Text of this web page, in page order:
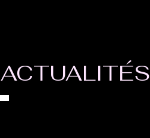
ACTUALITÉS